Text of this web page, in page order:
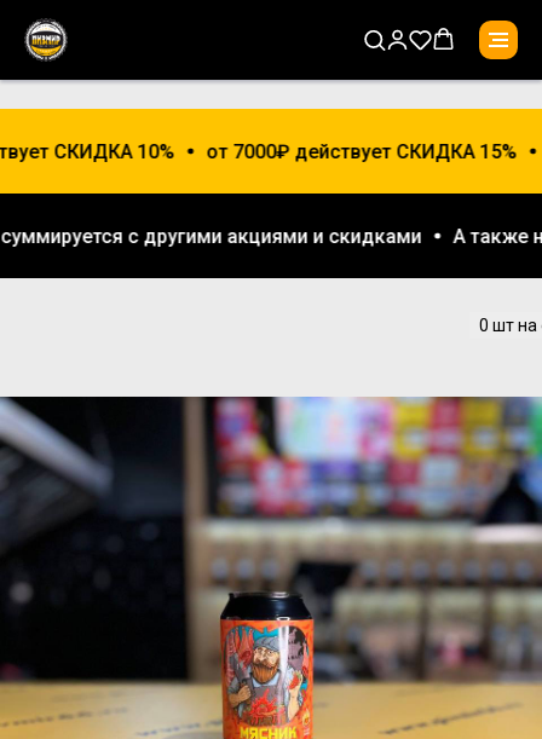
СКИДКА 10% от 7000₽ действует СКИДКА 15%
суммируется с другими акциями и скидками А